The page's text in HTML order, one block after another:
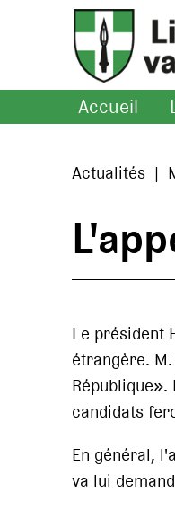
Accueil
Actualités |
Le président
étrangère.
candidats
En général,
va lui